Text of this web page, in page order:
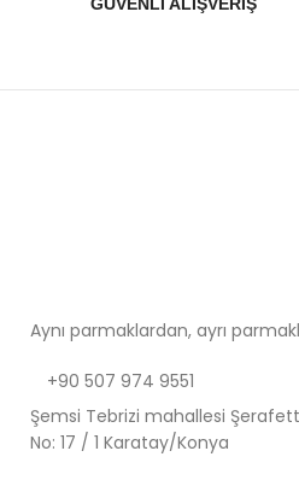
GÜVENLİ ALIŞVERİŞ
Aynı parmaklardan, ayrı
+90 507 974 9551
Şemsi Tebrizi mahallesi
No: 17 / 1 Karatay/Konya